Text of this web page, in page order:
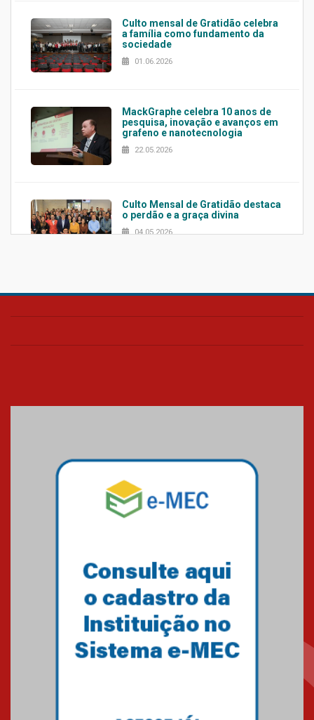
Culto mensal de Gratidão celebra
a família como fundamento da
sociedade
01.06.2026
MackGraphe celebra 10 anos de
pesquisa, inovação e avanços em
grafeno e nanotecnologia
22.05.2026
Culto Mensal de Gratidão destaca
o perdão e a graça divina
04.05.2026
Confira como foi o culto mensal
Mackenzie mobiliza campanha
solidária para apoiar famílias em
Minas Gerais
Primeiro culto do ano ressalta o
27.02.2026